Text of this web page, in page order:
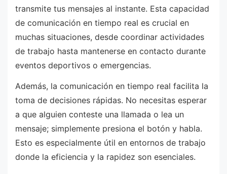
transmite tus mensajes al instante. Esta capacidad
de comunicación en tiempo real es crucial en
muchas situaciones, desde coordinar actividades
de trabajo hasta mantenerse en contacto durante
eventos deportivos o emergencias.
Además, la comunicación en tiempo real facilita la
toma de decisiones rápidas. No necesitas esperar
a que alguien conteste una llamada o lea un
mensaje; simplemente presiona el botón y habla.
Esto es especialmente útil en entornos de trabajo
donde la eficiencia y la rapidez son esenciales.